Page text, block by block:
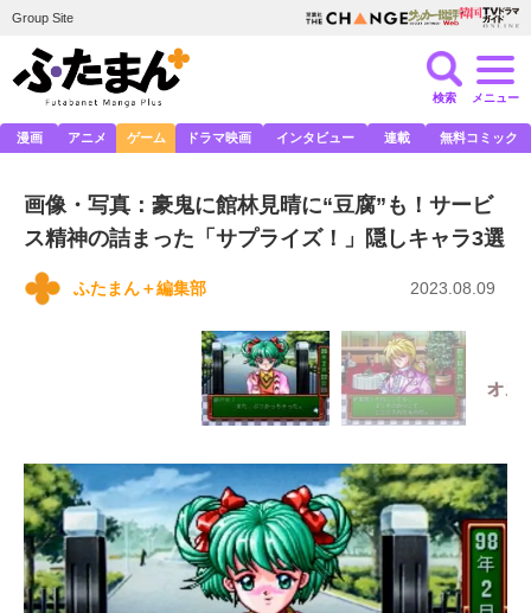
Group Site
検索 メニュー
漫画 アニメ ゲーム ドラマ映画 インタビュー 連載 無料コミック
画像・写真：豪鬼に館林見晴に“豆腐”も！サービ
ス精神の詰まった「サプライズ！」隠しキャラ3選
ふたまん＋編集部 2023.08.09